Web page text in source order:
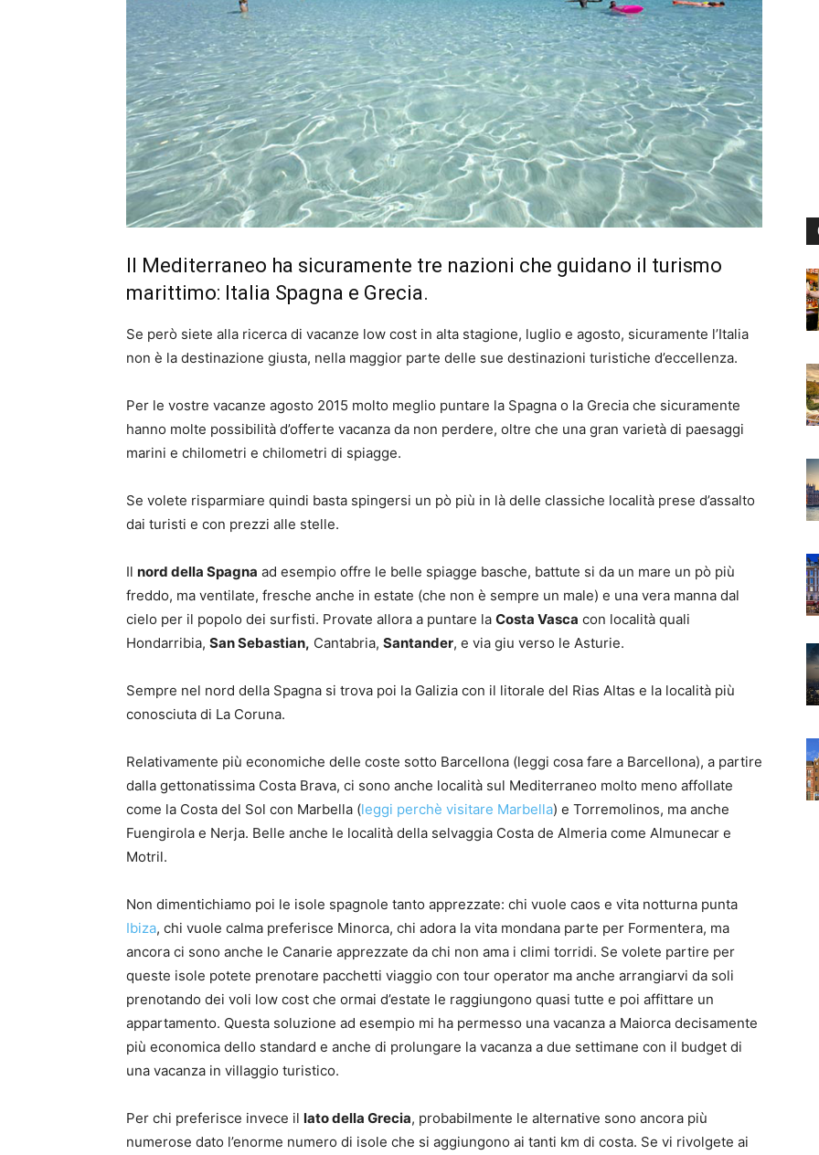
Il Mediterraneo ha sicuramente tre nazioni che guidano il turismo
marittimo: Italia Spagna e Grecia.
Se però siete alla ricerca di vacanze low cost in alta stagione, luglio e agosto, sicuramente l’Italia
non è la destinazione giusta, nella maggior parte delle sue destinazioni turistiche d’eccellenza.
Per le vostre vacanze agosto 2015 molto meglio puntare la Spagna o la Grecia che sicuramente
hanno molte possibilità d’offerte vacanza da non perdere, oltre che una gran varietà di paesaggi
marini e chilometri e chilometri di spiagge.
Se volete risparmiare quindi basta spingersi un pò più in là delle classiche località prese d’assalto
dai turisti e con prezzi alle stelle.
Il nord della Spagna ad esempio offre le belle spiagge basche, battute si da un mare un pò più
freddo, ma ventilate, fresche anche in estate (che non è sempre un male) e una vera manna dal
cielo per il popolo dei surfisti. Provate allora a puntare la Costa Vasca con località quali
Hondarribia, San Sebastian, Cantabria, Santander, e via giu verso le Asturie.
Sempre nel nord della Spagna si trova poi la Galizia con il litorale del Rias Altas e la località più
conosciuta di La Coruna.
Relativamente più economiche delle coste sotto Barcellona (leggi cosa fare a Barcellona), a partire
dalla gettonatissima Costa Brava, ci sono anche località sul Mediterraneo molto meno affollate
come la Costa del Sol con Marbella (leggi perchè visitare Marbella) e Torremolinos, ma anche
Fuengirola e Nerja. Belle anche le località della selvaggia Costa de Almeria come Almunecar e
Motril.
Non dimentichiamo poi le isole spagnole tanto apprezzate: chi vuole caos e vita notturna punta
Ibiza, chi vuole calma preferisce Minorca, chi adora la vita mondana parte per Formentera, ma
ancora ci sono anche le Canarie apprezzate da chi non ama i climi torridi. Se volete partire per
queste isole potete prenotare pacchetti viaggio con tour operator ma anche arrangiarvi da soli
prenotando dei voli low cost che ormai d’estate le raggiungono quasi tutte e poi affittare un
appartamento. Questa soluzione ad esempio mi ha permesso una vacanza a Maiorca decisamente
più economica dello standard e anche di prolungare la vacanza a due settimane con il budget di
una vacanza in villaggio turistico.
Per chi preferisce invece il lato della Grecia, probabilmente le alternative sono ancora più
numerose dato l’enorme numero di isole che si aggiungono ai tanti km di costa. Se vi rivolgete ai